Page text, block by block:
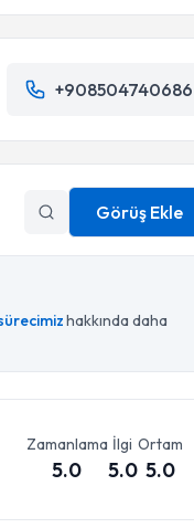
+908504740686
Görüş Ekle
hakkında daha
Zamanlama
5.0
İlgi
5.0
Ortam
5.0